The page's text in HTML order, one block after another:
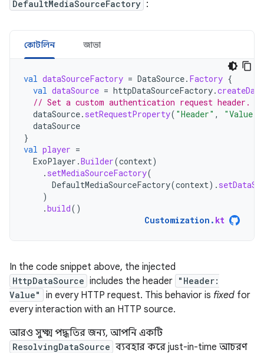
DefaultMediaSourceFactory :
কোটলিন জাভা
val dataSourceFactory = DataSource. Factory {
val dataSource = httpDataSourceFactory.
// Set a custom authentication request header.
dataSource. setRequestProperty( "Header" , "Value"
dataSource
}
val player =
ExoPlayer .Builder(context)
. setMediaSourceFactory(
DefaultMediaSourceFactory(context).
)
.build()
Customization . kt
In the code snippet above, the injected
HttpDataSource includes the header "Header:
Value"
in every HTTP request. This behavior is fixed for
every interaction with an HTTP source.
আরও সুক্ষ্ম পদ্ধতির জন্য, আপনি একটি
ResolvingDataSource ব্যবহার করে just-in-time আচরণ